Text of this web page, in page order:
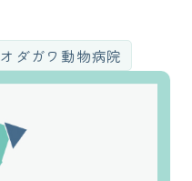
オダガワ動物病院